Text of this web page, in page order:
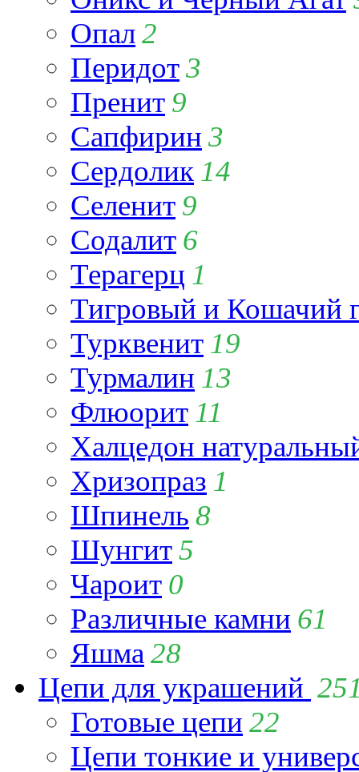
Опал2
Перидот3
Пренит 9
Сапфирин 3
Сердолик 14
Селенит 9
Содалит 6
Терагерц 1
Тигровый и Кошачий
Турквенит 19
Турмалин 13
Флюорит 11
Халцедон
Хризопраз 1
Шпинель 8
Шунгит5
Чароит 0
Различные камни 61
Яшма 28
Цепи для украшений
Готовые цепи 22
Цепи тонкие и